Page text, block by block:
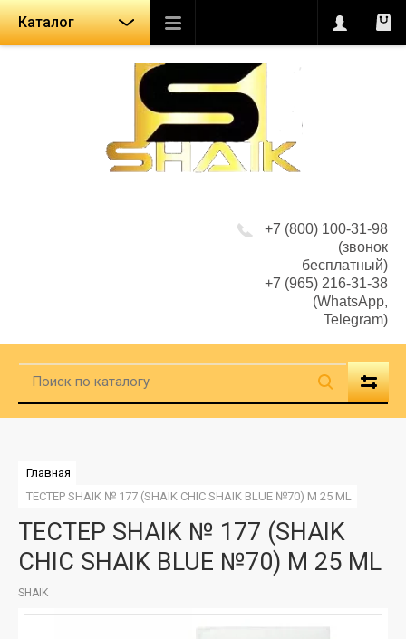
Каталог
+7 (800) 100-31-98
(звонок
бесплатный)
+7 (965) 216-31-38
(WhatsApp,
Telegram)
Главная
ТЕСТЕР SHAIK № 177 (SHAIK CHIC SHAIK BLUE №70) M 25 ML
ТЕСТЕР SHAIK № 177 (SHAIK
CHIC SHAIK BLUE №70) M 25 ML
SHAIK